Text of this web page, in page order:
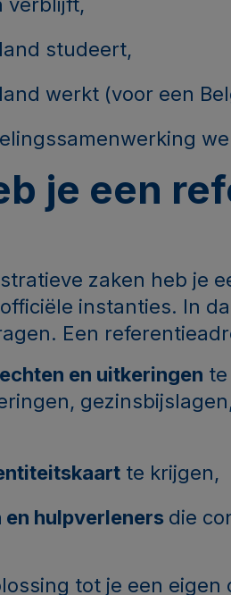
studeert,
werkt (voor een
je een
zaken heb je
instanties. In
Een
en uitkeringen
te krijgen,
hulpverleners die
tot je een eigen